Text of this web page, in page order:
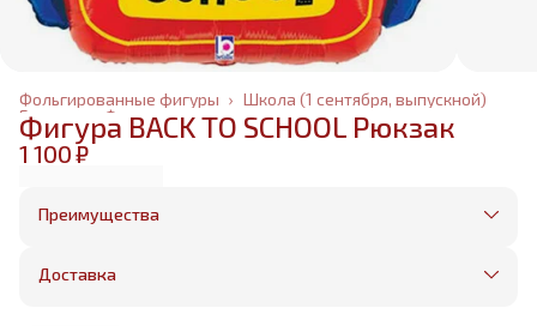
Школа (1 сентября, выпускной)
Фольгированные фигуры ›
Фольгированные шары ›
Главная
Фигура BACK TO SCHOOL Рюкзак
1 100 ₽
Преимущества
Оплата частями в Сплит
Бесплатная доставка в пределах КАД
Доставка